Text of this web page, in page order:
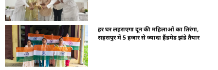
हर घर लहराएगा दून की महिलाओं का तिरंगा,
सहसपुर में 5 हजार से ज्यादा हैंडमेड झंडे तैयार